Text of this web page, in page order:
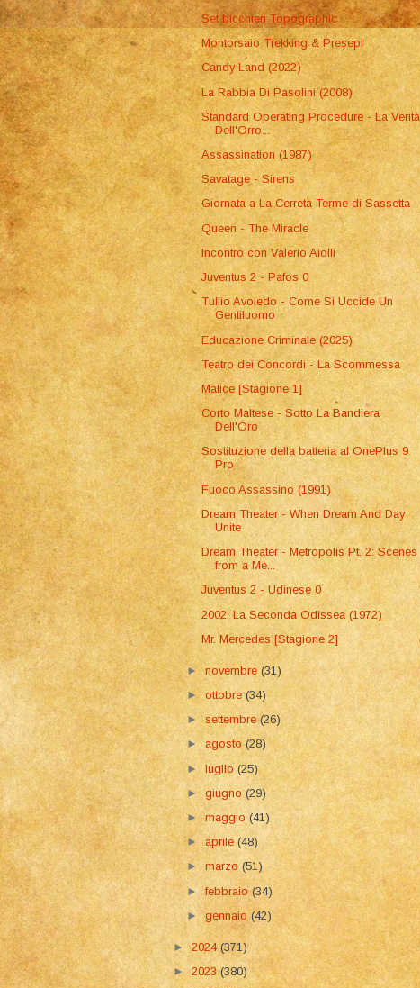
Set bicchieri Topographic
Montorsaio Trekking & Presepi
Candy Land (2022)
La Rabbia Di Pasolini (2008)
Standard Operating Procedure - La Verità
Dell'Orro...
Assassination (1987)
Savatage - Sirens
Giornata a La Cerreta Terme di Sassetta
Queen - The Miracle
Incontro con Valerio Aiolli
Juventus 2 - Pafos 0
Tullio Avoledo - Come Si Uccide Un
Gentiluomo
Educazione Criminale (2025)
Teatro dei Concordi - La Scommessa
Malice [Stagione 1]
Corto Maltese - Sotto La Bandiera
Dell'Oro
Sostituzione della batteria al OnePlus 9
Pro
Fuoco Assassino (1991)
Dream Theater - When Dream And Day
Unite
Dream Theater - Metropolis Pt. 2: Scenes
from a Me...
Juventus 2 - Udinese 0
2002: La Seconda Odissea (1972)
Mr. Mercedes [Stagione 2]
►novembre(31)
►ottobre(34)
►settembre(26)
►agosto(28)
►luglio(25)
►giugno(29)
►maggio (41)
►aprile(48)
►marzo(51)
►febbraio(34)
►gennaio(42)
►2024 (371)
►2023(380)